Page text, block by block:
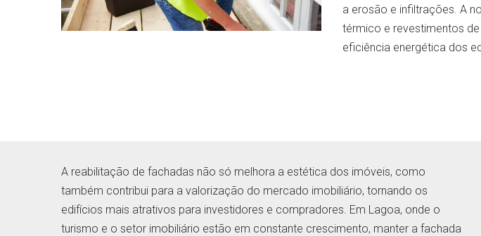
a erosão e infiltrações. A
térmico e revestimentos
eficiência energética dos
A reabilitação de fachadas não só melhora a estética dos imóveis, como
também contribui para a valorização do mercado imobiliário, tornando os
edifícios mais atrativos para investidores e compradores. Em Lagoa, onde o
turismo e o setor imobiliário estão em constante crescimento, manter a fachada